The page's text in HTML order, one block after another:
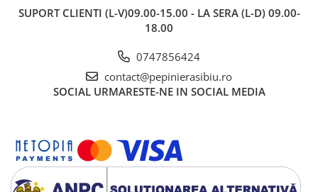
SUPORT CLIENTI (L-V)09.00-15.00 - LA SERA (L-D) 09.00-
18.00
0747856424
contact@pepinierasibiu.ro
SOCIAL URMARESTE-NE IN SOCIAL MEDIA